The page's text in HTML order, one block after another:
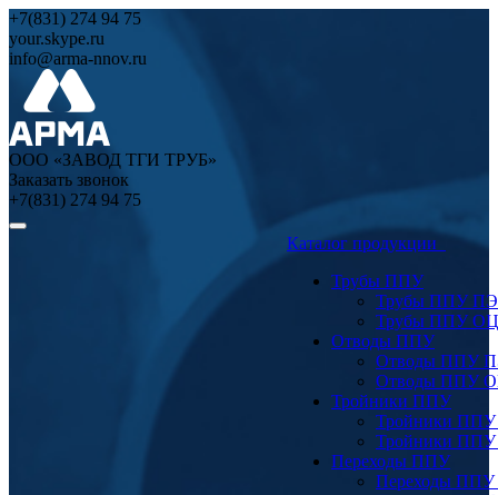
+7(831) 274 94 75
your.skype.ru
info@arma-nnov.ru
ООО «ЗАВОД ТГИ ТРУБ»
Заказать звонок
+7(831) 274 94 75
Каталог продукции
Трубы ППУ
Трубы ППУ ПЭ
Трубы ППУ ОЦ
Отводы ППУ
Отводы ППУ
Отводы ППУ
Тройники ППУ
Тройники
Тройники
Переходы ППУ
Переходы